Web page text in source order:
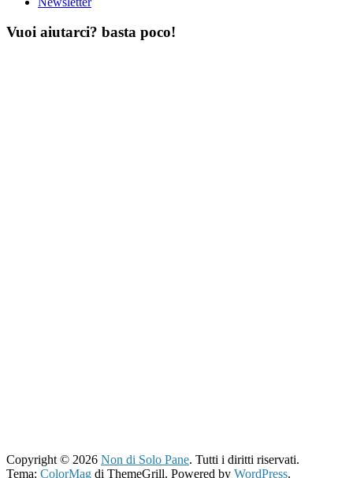
Vuoi aiutarci? basta poco!
Copyright © 2026 Non di Solo Pane. Tutti i diritti riservati.
Tema: ColorMag di ThemeGrill. Powered by WordPress.